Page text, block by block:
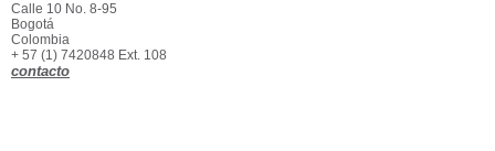
Calle 10 No. 8-95
Bogotá
Colombia
+ 57 (1) 7420848 Ext. 108
contacto